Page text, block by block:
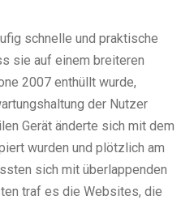
schnelle und praktische
sie auf einem breiteren
2007 enthüllt wurde,
der Nutzer
Gerät änderte sich mit dem
wurden und plötzlich am
sich mit überlappenden
traf es die Websites, die